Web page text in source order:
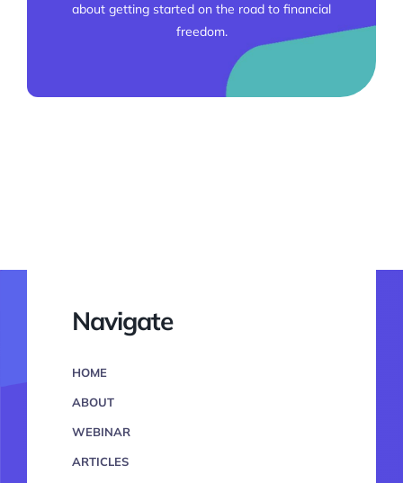
about getting started on the road to financial
freedom.
Navigate
HOME
ABOUT
WEBINAR
ARTICLES